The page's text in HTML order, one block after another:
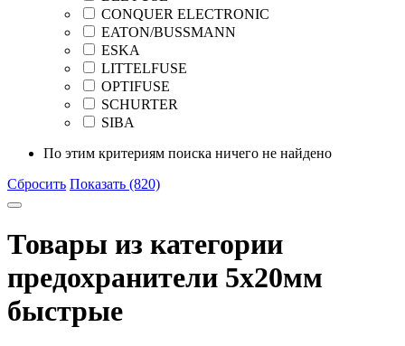
CONQUER ELECTRONIC
EATON/BUSSMANN
ESKA
LITTELFUSE
OPTIFUSE
SCHURTER
SIBA
По этим критериям поиска ничего не найдено
Сбросить Показать (820)
Товары из категории
предохранители 5x20мм
быстрые